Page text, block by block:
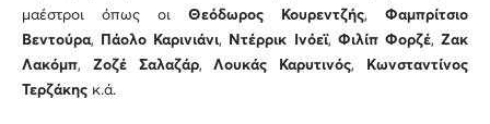
μαέστροι όπως οι Θεόδωρος Κουρεντζής, Φαμπρίτσιο
Βεντούρα, Πάολο Καρινιάνι, Ντέρρικ Ινόεϊ, Φιλίπ Φορζέ,Ζακ
Λακόμπ, Ζοζέ Σαλαζάρ,Λουκάς Καρυτινός,
Κωνσταντίνος
Τερζάκης κ.ά.